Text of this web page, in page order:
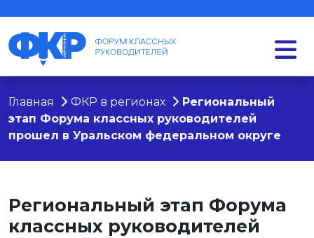
Главная ФКР в регионах
Региональный
этап Форума классных руководителей
прошел в Уральском федеральном округе
Региональный этап Форума
классных руководителей